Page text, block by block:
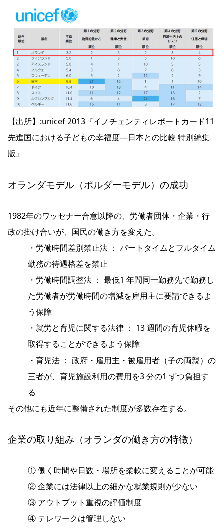
【出所】:unicef 2013『イノチェンティレポートカード11
先進国における子どもの幸福度―日本との比較 特別編集
版』
オランダモデル（ポルダーモデル）の成功
1982年のワッセナー合意以降の、労働者団体・企業・行
政の掛け合いが、国民の働き方を変えた。
・労働時間差別禁止法 ： パートタイムとフルタイム
勤務の待遇格差を禁止
・労働時間調整法 ： 最低1 年間同一勤務先で勤務し
た労働者が労働時間の増減を雇用主に要請できるよ
う保障
・就労と育児に関する法律 ： 13 週間の育児休暇を
取得することができるよう保障
・育児法 ： 政府・雇用主・被雇用者（子の両親）の
三者が、育児施設利用の費用を3 分の1 ずつ負担す
る
その他にも近年に整備された制度が多数存在する。
企業の取り組み（オランダの働き方の特徴）
① 働く時間や日数・場所を柔軟に変えることが可能
② 企業には法律以上の細かな就業規則が少ない
③ アウトプット重視の評価制度
④ テレワークは管理しない